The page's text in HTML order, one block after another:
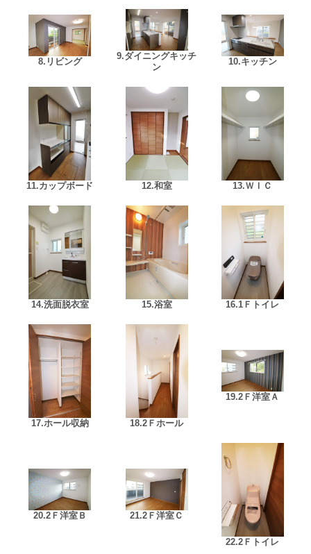
8.リビング
9.ダイニングキッチ
ン
10.キッチン
11.カップボード 12.和室 13.ＷＩＣ
14.洗面脱衣室 15.浴室 16.1Ｆトイレ
17.ホール収納 18.2Ｆホール
19.2Ｆ洋室Ａ
20.2Ｆ洋室Ｂ 21.2Ｆ洋室Ｃ
22.2Ｆトイレ